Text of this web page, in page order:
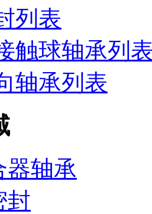
列表
触球轴承列
轴承列表
器轴承
封